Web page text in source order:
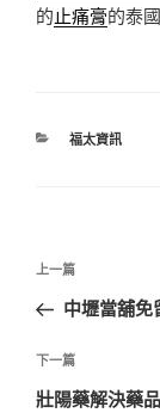
的止痛膏的泰
分
福太資訊
文
導
覽
上
一
文
章
上一篇
中壢當舖免
下
一
下一篇
壯陽藥解決藥